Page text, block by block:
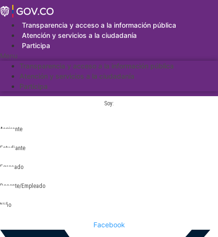
Saltar
al
contenidoTransparencia y acceso a la información pública
Atención y servicios a la ciudadanía
Participa
Menu
Transparencia y acceso a la información pública
Atención y servicios a la ciudadanía
Participa
Soy:
Aspirante
Estudiante
Egresado
Docente/Empleado
Niño
Facebook